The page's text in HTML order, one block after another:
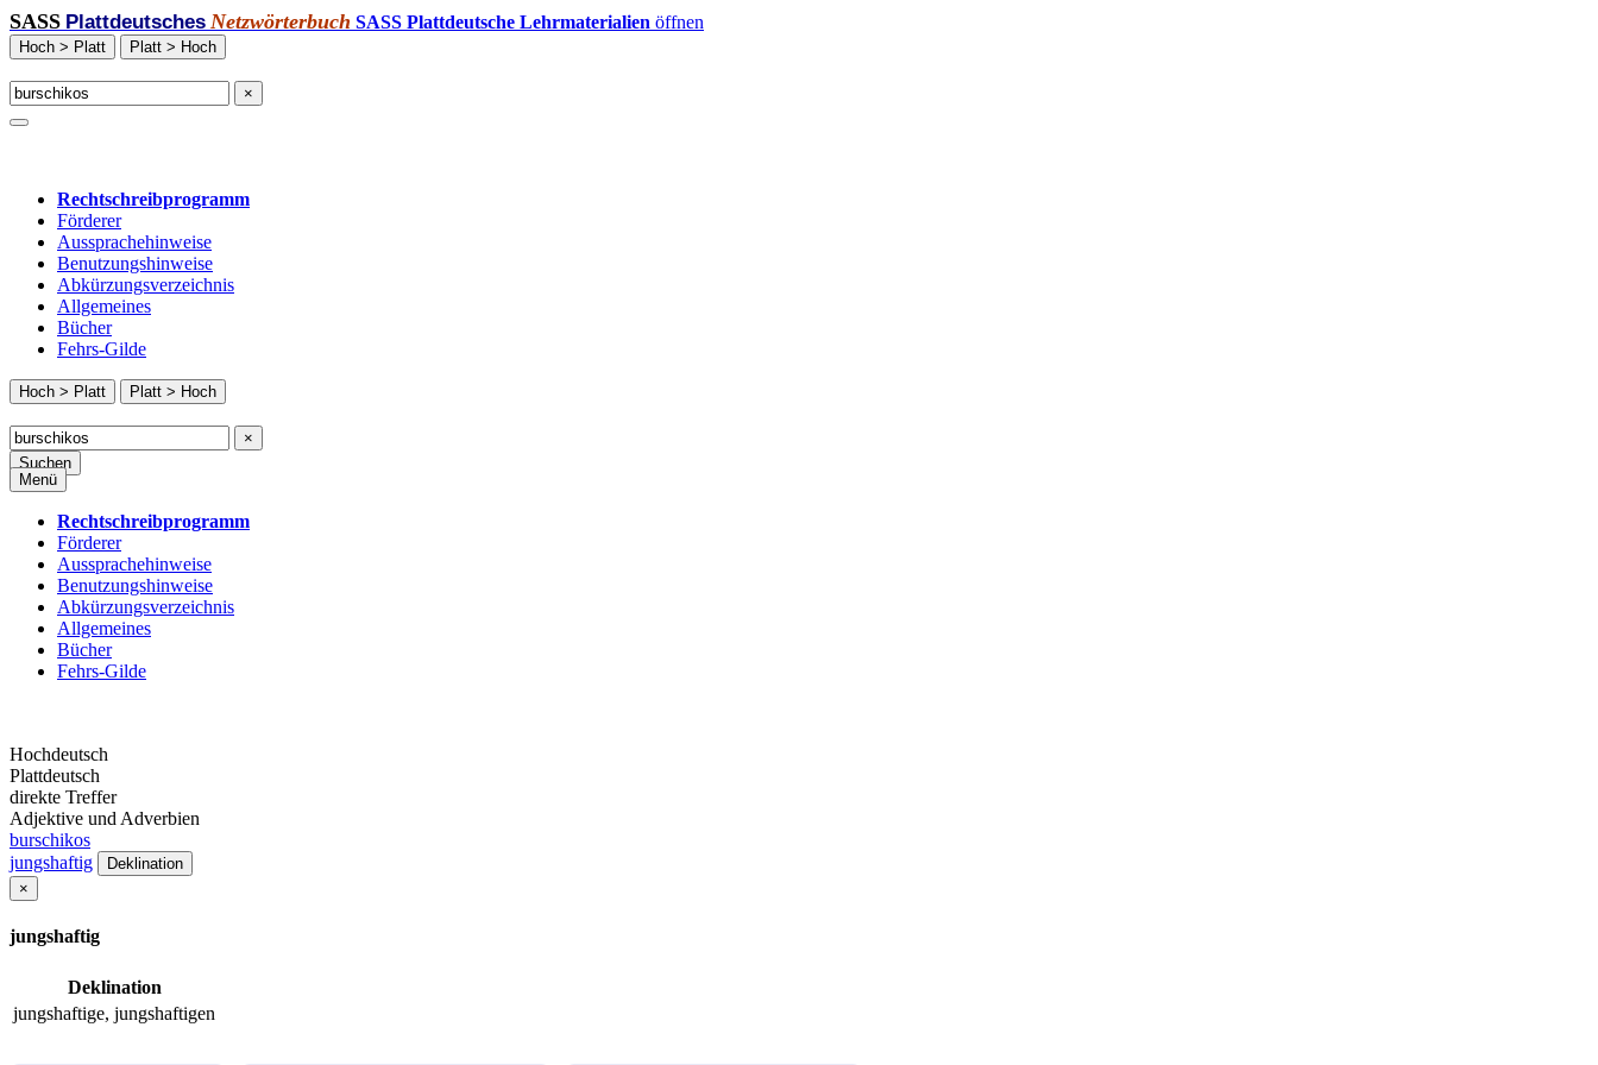
SASS Plattdeutsches Netzwörterbuch SASS Plattdeutsche Lehrmaterialien öffnen
Hoch > Platt Platt > Hoch
×
Rechtschreibprogramm
Förderer
Aussprachehinweise
Benutzungshinweise
Abkürzungsverzeichnis
Allgemeines
Bücher
Fehrs-Gilde
Hoch > Platt Platt > Hoch
×
Suchen
Menü
Rechtschreibprogramm
Förderer
Aussprachehinweise
Benutzungshinweise
Abkürzungsverzeichnis
Allgemeines
Bücher
Fehrs-Gilde
Hochdeutsch
Plattdeutsch
direkte Treffer
Adjektive und Adverbien
burschikos
jungshaftig
Deklination
×
jungshaftig
Deklination
jungshaftige, jungshaftigen